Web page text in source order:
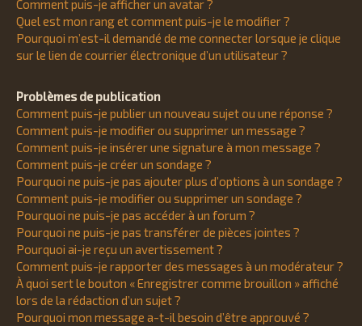
Comment puis-je afficher un avatar ?
Quel est mon rang et comment puis-je le modifier ?
Pourquoi m’est-il demandé de me connecter lorsque je clique
sur le lien de courrier électronique d’un utilisateur ?
Problèmes de publication
Comment puis-je publier un nouveau sujet ou une réponse ?
Comment puis-je modifier ou supprimer un message ?
Comment puis-je insérer une signature à mon message ?
Comment puis-je créer un sondage ?
Pourquoi ne puis-je pas ajouter plus d’options à un sondage ?
Comment puis-je modifier ou supprimer un sondage ?
Pourquoi ne puis-je pas accéder à un forum ?
Pourquoi ne puis-je pas transférer de pièces jointes ?
Pourquoi ai-je reçu un avertissement ?
Comment puis-je rapporter des messages à un modérateur ?
À quoi sert le bouton « Enregistrer comme brouillon » affiché
lors de la rédaction d’un sujet ?
Pourquoi mon message a-t-il besoin d’être approuvé ?